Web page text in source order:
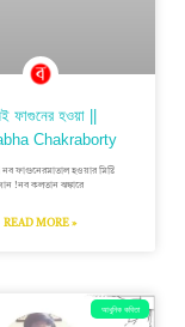
ফাগুনের হওয়া ||
Chakraborty
ফাগুনেরমাতাল হওয়ার মিষ্টি
!নব কলতান ঝঙ্কারে
READ MORE »
আধুনিক কবিতা